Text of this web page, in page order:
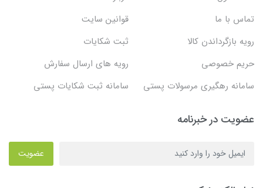
تماس با ما
قوانین سایت
رویه بازگرداندن کالا
ثبت شکایات
حریم خصوصی
رویه های ارسال سفارش
سامانه رهگیری مرسولات پستی
سامانه ثبت شکایات پستی
عضویت در خبرنامه
عضویت